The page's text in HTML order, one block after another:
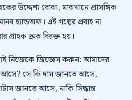
উদ্দেশ্য বোঝা, মাঝখানে প্রাসঙ্গিক
হ্যান্ডঅফ। এই গল্পের প্রবাহ না
গ্রাহক দ্রুত বিরক্ত হয়।
নিজেকে জিজ্ঞেস করুন: আমাদের
আসে? সে কি দাম জানতে আসে,
জানতে আসে, নাকি সিদ্ধান্ত